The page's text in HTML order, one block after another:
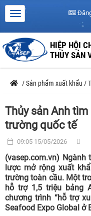
HIỆP HỘI
THỦY SẢN
/Sản phẩm xuất khẩu /
Thủy sản Anh
trường quốc tế
09:05 15/05/2026
(vasep.com.vn)
lược mở rộng xuất
trường toàn cầu. Một
hỗ trợ 1,5 triệu bảng
chương trình “hỗ trợ
Seafood Expo Global ở